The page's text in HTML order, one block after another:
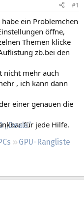
„Deals“
GPU-Rangliste
#1
ein Problemchen
öffne,
Themen klicke
zb.bei den
nicht mehr auch
, ich kann dann
einer genauen die
für jede Hilfe.